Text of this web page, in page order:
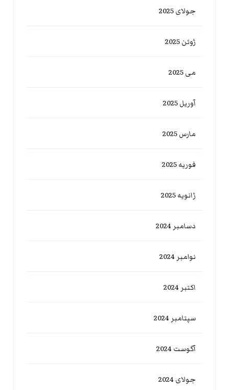
جولای 2025
ژوئن 2025
می 2025
آوریل 2025
مارس 2025
فوریه 2025
ژانویه 2025
دسامبر 2024
نوامبر 2024
اکتبر 2024
سپتامبر 2024
آگوست 2024
جولای 2024